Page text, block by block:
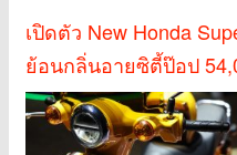
เปิดตัว New Honda
ย้อนกลิ่นอายซิตี้ป๊อป